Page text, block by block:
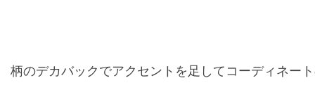
柄のデカバックでアクセントを足してコーディネー